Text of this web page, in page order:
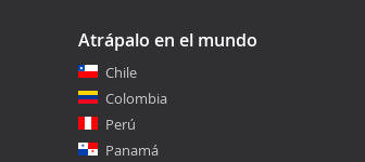
Atrápalo en el mundo
Chile
Colombia
Perú
Panamá